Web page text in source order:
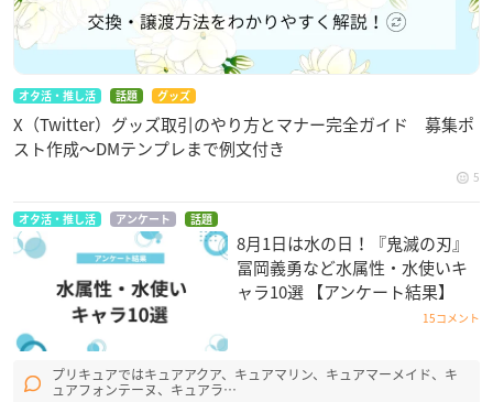
オタ活・推し活 話題 グッズ
X（Twitter）グッズ取引のやり方とマナー完全ガイド 募集ポ
スト作成〜DMテンプレまで例文付き
5
オタ活・推し活 アンケート 話題
8月1日は水の日！『鬼滅の刃』
冨岡義勇など水属性・水使いキ
ャラ10選 【アンケート結果】
15コメント
プリキュアではキュアアクア、キュアマリン、キュアマーメイド、キ
ュアフォンテーヌ、キュアラ…